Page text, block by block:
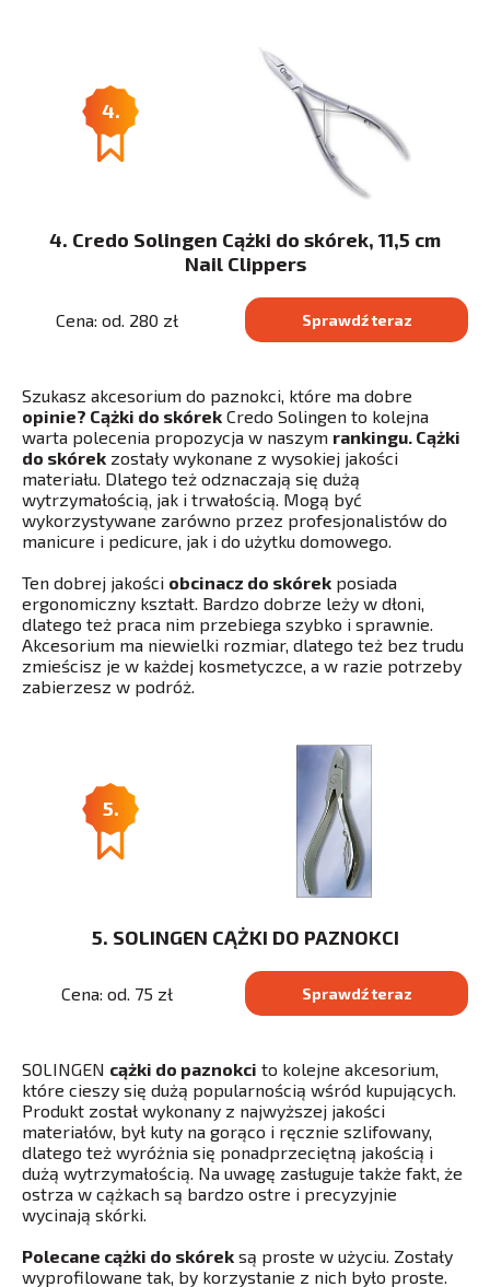
4.
4. Credo Solingen Cążki do skórek, 11,5 cm
Nail Clippers
Cena: od. 280 zł Sprawdź teraz
Szukasz akcesorium do paznokci, które ma dobre
opinie? Cążki do skórek Credo Solingen to kolejna
warta polecenia propozycja w naszym rankingu. Cążki
do skórek zostały wykonane z wysokiej jakości
materiału. Dlatego też odznaczają się dużą
wytrzymałością, jak i trwałością. Mogą być
wykorzystywane zarówno przez profesjonalistów do
manicure i pedicure, jak i do użytku domowego.
Ten dobrej jakości obcinacz do skórek posiada
ergonomiczny kształt. Bardzo dobrze leży w dłoni,
dlatego też praca nim przebiega szybko i sprawnie.
Akcesorium ma niewielki rozmiar, dlatego też bez trudu
zmieścisz je w każdej kosmetyczce, a w razie potrzeby
zabierzesz w podróż.
5.
5. SOLINGEN CĄŻKI DO PAZNOKCI
Cena: od. 75 zł Sprawdź teraz
SOLINGEN cążki do paznokci to kolejne akcesorium,
które cieszy się dużą popularnością wśród kupujących.
Produkt został wykonany z najwyższej jakości
materiałów, był kuty na gorąco i ręcznie szlifowany,
dlatego też wyróżnia się ponadprzeciętną jakością i
dużą wytrzymałością. Na uwagę zasługuje także fakt, że
ostrza w cążkach są bardzo ostre i precyzyjnie
wycinają skórki.
Polecane cążki do skórek są proste w użyciu. Zostały
wyprofilowane tak, by korzystanie z nich było proste.